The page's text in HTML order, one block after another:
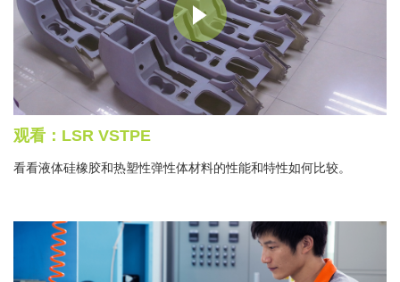
观看：LSR VSTPE
看看液体硅橡胶和热塑性弹性体材料的性能和特性如何比较。